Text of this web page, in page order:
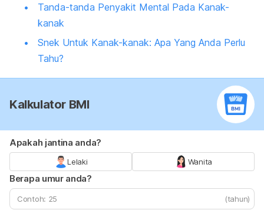
Tanda-tanda Penyakit Mental Pada Kanak-
kanak
Snek Untuk Kanak-kanak: Apa Yang Anda Perlu
Tahu?
Kalkulator BMI
Apakah jantina anda?
Lelaki Wanita
Berapa umur anda?
(tahun)